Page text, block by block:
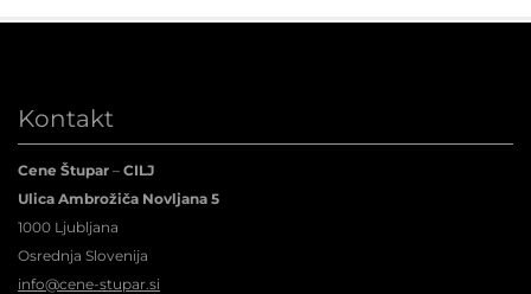
Kontakt
Cene Štupar – CILJ
Ulica Ambrožiča Novljana 5
1000 Ljubljana
Osrednja Slovenija
info@cene-stupar.si